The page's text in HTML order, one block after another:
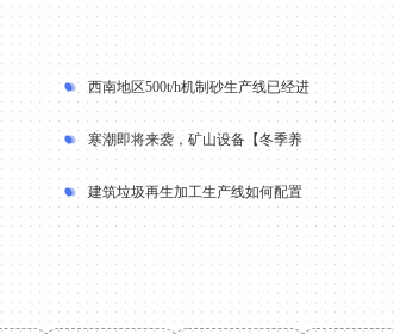
西南地区500t/h机制砂生产线已经进
寒潮即将来袭，矿山设备【冬季养
建筑垃圾再生加工生产线如何配置
刘先生
加工干料硬，要求目度高
2019-1-11 23:11:16
赵先生
咨询一下大型石子粉碎机
的价格
2018-9-18 7:15:20